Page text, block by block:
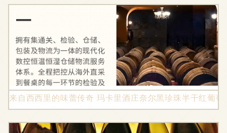
来自西西里的味蕾传奇 玛卡里酒庄奈尔黑珍珠半干红葡